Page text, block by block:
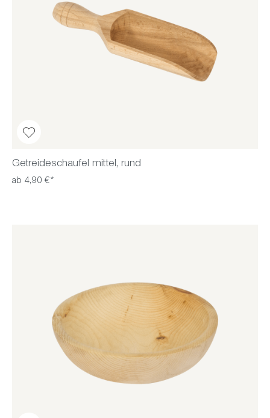
Getreideschaufel mittel, rund
ab 4,90 €*